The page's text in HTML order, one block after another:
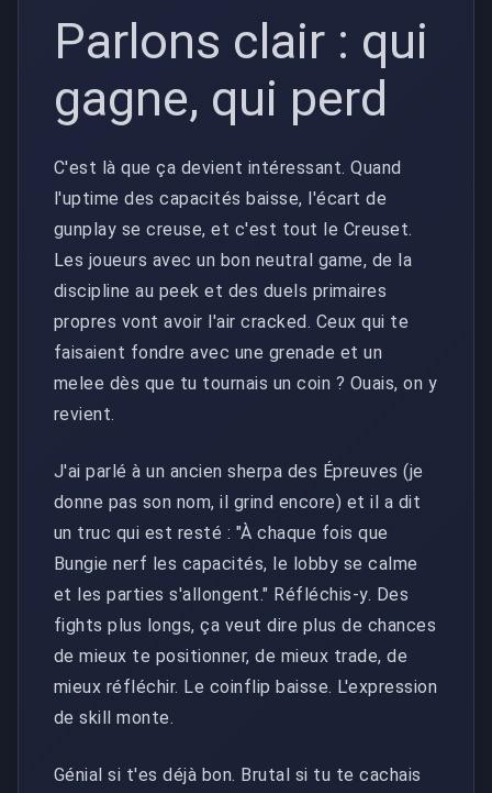
Parlons clair : qui
gagne, qui perd
C'est là que ça devient intéressant. Quand
l'uptime des capacités baisse, l'écart de
gunplay se creuse, et c'est tout le Creuset.
Les joueurs avec un bon neutral game, de la
discipline au peek et des duels primaires
propres vont avoir l'air cracked. Ceux qui te
faisaient fondre avec une grenade et un
melee dès que tu tournais un coin ? Ouais, on y
revient.
J'ai parlé à un ancien sherpa des Épreuves (je
donne pas son nom, il grind encore) et il a dit
un truc qui est resté : "À chaque fois que
Bungie nerf les capacités, le lobby se calme
et les parties s'allongent." Réfléchis-y. Des
fights plus longs, ça veut dire plus de chances
de mieux te positionner, de mieux trade, de
mieux réfléchir. Le coinflip baisse. L'expression
de skill monte.
Génial si t'es déjà bon. Brutal si tu te cachais